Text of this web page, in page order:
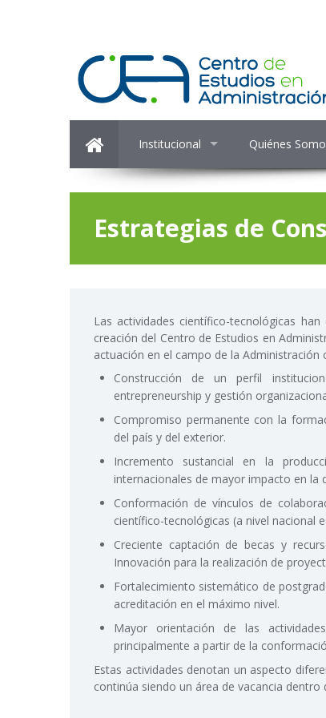
Institucional Quiénes
Estrategias de
Las actividades científico-tecnológicas
creación del Centro de Estudios en
actuación en el campo de la
Construcción de un perfil
entrepreneurship y gestión
Compromiso permanente con la
del país y del exterior.
Incremento sustancial en la
internacionales de mayor impacto en la
Conformación de vínculos de
científico-tecnológicas (a nivel nacional
Creciente captación de becas y
Innovación para la realización de
Fortalecimiento sistemático de
acreditación en el máximo nivel.
Mayor orientación de las
principalmente a partir de la
Estas actividades denotan un aspecto
continúa siendo un área de vacancia